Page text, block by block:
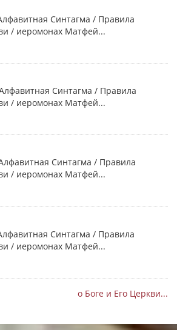
Синтагма / Правила
/ иеромонах Матфей...
Синтагма / Правила
/ иеромонах Матфей...
Синтагма / Правила
/ иеромонах Матфей...
Синтагма / Правила
/ иеромонах Матфей...
о Боге и Его Церкви...